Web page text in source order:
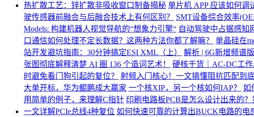
热扩散工艺：锌扩散非吸收窗口制备揭秘 单片机 APP 应该如何调
驶传感器前融合与后融合技术上有何区别？
SMT设备综合效率
Models: 构建机器人视觉导航的“想象力引擎“ 自动驾驶中占据感知
口通信如何处理不定长数据？这两种方法你都了解嘛？
单晶硅在
站开发避坑指南：30分钟搞定ESI XML（上）
解析 | 6G新增频谱
张图彻底解释清楚 AI 圈 136 个造词艺术！
硬核干货｜AC-DC工
时避免看门狗引起的复位？
射频入门核心！一文搞懂阻抗匹配到
大单开标，华为鲲鹏成大赢家 一个核XIP，另一个核如何IAP？ 如
用简单的例子，来理解C指针 印刷电路板PCB是怎么设计出来的
一文详解PCIe总线4种复位 如何快速可靠的计算出BUCK电路的电